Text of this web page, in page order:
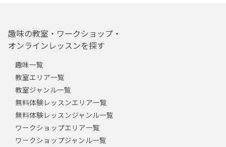
趣味の教室・ワークショップ・
オンラインレッスンを探す
趣味一覧
教室エリア一覧
教室ジャンル一覧
無料体験レッスンエリア一覧
無料体験レッスンジャンル一覧
ワークショップエリア一覧
ワークショップジャンル一覧